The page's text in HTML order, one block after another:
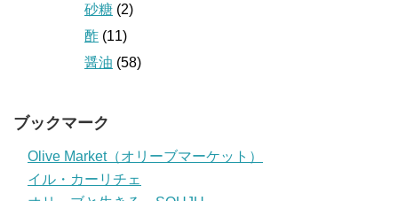
砂糖 (2)
酢 (11)
醤油 (58)
ブックマーク
Olive Market（オリーブマーケット）
イル・カーリチェ